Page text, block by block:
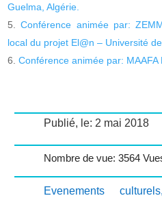
Guelma, Algérie.
Conférence animée par:
local du projet El@n – Université
Conférence animée par:
Publié, le: 2 mai 2018
Nombre de vue: 3564
Evenements culturels